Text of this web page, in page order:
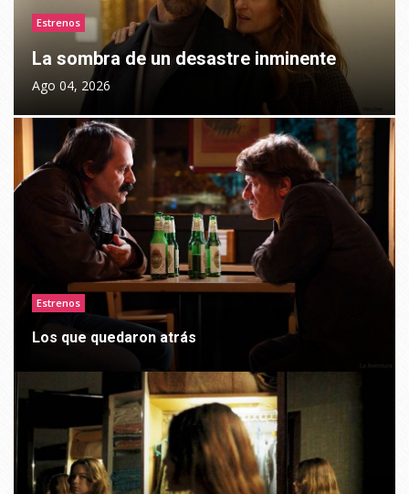
Estrenos
La sombra de un desastre inminente
Ago 04, 2026
Estrenos
Los que quedaron atrás